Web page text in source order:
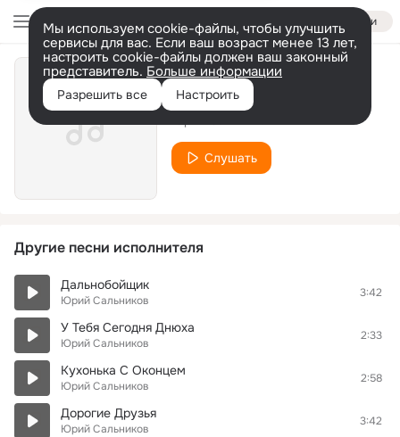
Войти
Мы используем cookie-файлы, чтобы улучшить
сервисы для вас. Если ваш возраст менее 13 лет,
настроить cookie-файлы должен ваш законный
представитель. Больше информации
Разрешить все Настроить
Мобильник
Слушать
Другие песни исполнителя
Дальнобойщик
Юрий Сальников
3:42
У Тебя Сегодня Днюха
Юрий Сальников
2:33
Кухонька С Оконцем
Юрий Сальников
2:58
Дорогие Друзья
Юрий Сальников
3:42